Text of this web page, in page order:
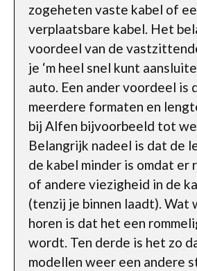
zogeheten vaste kabel of
verplaatsbare kabel. Het
voordeel van de
je ‘m heel snel kunt
auto. Een ander voordeel is
meerdere formaten en
bij Alfen bijvoorbeeld tot
Belangrijk nadeel is dat de
de kabel minder is omdat er
of andere viezigheid in de
(tenzij je binnen laadt). Wat
horen is dat het een
wordt. Ten derde is het zo
modellen weer een andere